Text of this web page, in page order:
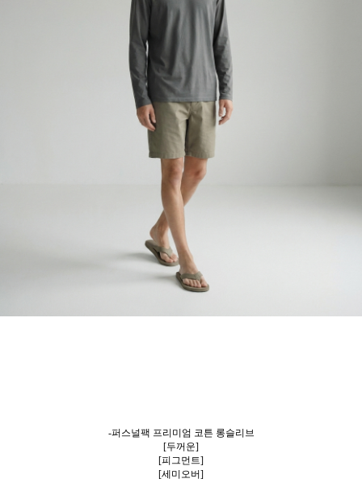
-퍼스널팩 프리미엄 코튼 롱슬리브
[두꺼운]
[피그먼트]
[세미오버]